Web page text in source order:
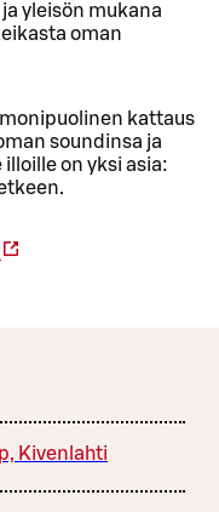
yleisön mukana
oman
kattaus
soundinsa ja
on yksi asia:
Kivenlahti